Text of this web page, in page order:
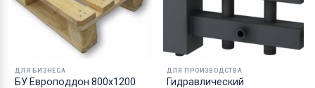
ДЛЯ БИЗНЕСА
БУ Европоддон 800х1200
ДЛЯ ПРОИЗВОДСТВА
Гидравлический